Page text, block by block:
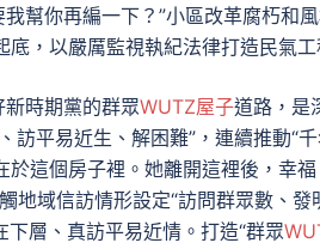
幫你再編一下？”小區改革腐朽和
，以嚴厲監視執紀法律打造民氣
新時期黨的群眾WUTZ屋子道路，是
訪平易近生、解困難”，連續推動“
這個房子裡。她離開這裡後，幸
地域信訪情形設定“訪問群眾數、
下層、真訪平易近情。打造“群眾